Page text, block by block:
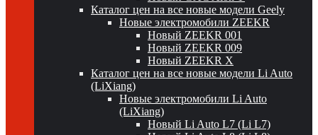
Каталог цен на все новые модели Geely
Новые электромобили ZEEKR
Новый ZEEKR 001
Новый ZEEKR 009
Новый ZEEKR X
Каталог цен на все новые модели Li Auto
(LiXiang)
Новые электромобили Li Auto
(LiXiang)
Новый Li Auto L7 (Li L7)